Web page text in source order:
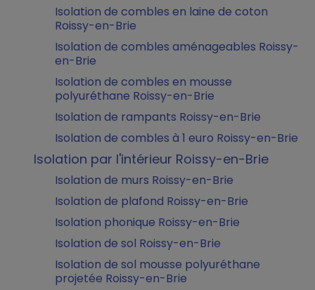
Isolation de combles en laine de coton
Roissy-en-Brie
Isolation de combles aménageables Roissy-
en-Brie
Isolation de combles en mousse
polyuréthane Roissy-en-Brie
Isolation de rampants Roissy-en-Brie
Isolation de combles à 1 euro Roissy-en-Brie
Isolation par l'intérieur Roissy-en-Brie
Isolation de murs Roissy-en-Brie
Isolation de plafond Roissy-en-Brie
Isolation phonique Roissy-en-Brie
Isolation de sol Roissy-en-Brie
Isolation de sol mousse polyuréthane
projetée Roissy-en-Brie